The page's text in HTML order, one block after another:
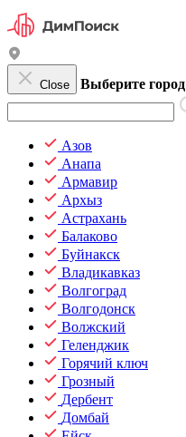
Close Выберите город
Азов
Анапа
Армавир
Архыз
Астрахань
Балаково
Буйнакск
Владикавказ
Волгоград
Волгодонск
Волжский
Геленджик
Горячий ключ
Грозный
Дербент
Домбай